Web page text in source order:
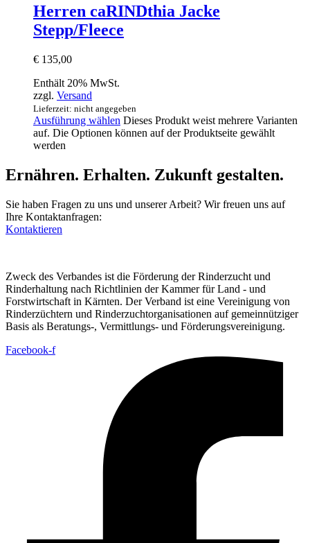
Herren caRINDthia Jacke
Stepp/Fleece
€ 135,00
Enthält 20% MwSt.
zzgl. Versand
Lieferzeit: nicht angegeben
Ausführung wählen Dieses Produkt weist mehrere Varianten
auf. Die Optionen können auf der Produktseite gewählt
werden
Ernähren. Erhalten. Zukunft gestalten.
Sie haben Fragen zu uns und unserer Arbeit? Wir freuen uns auf
Ihre Kontaktanfragen:
Kontaktieren
Zweck des Verbandes ist die Förderung der Rinderzucht und
Rinderhaltung nach Richtlinien der Kammer für Land - und
Forstwirtschaft in Kärnten. Der Verband ist eine Vereinigung von
Rinderzüchtern und Rinderzuchtorganisationen auf gemeinnütziger
Basis als Beratungs-, Vermittlungs- und Förderungsvereinigung.
Facebook-f